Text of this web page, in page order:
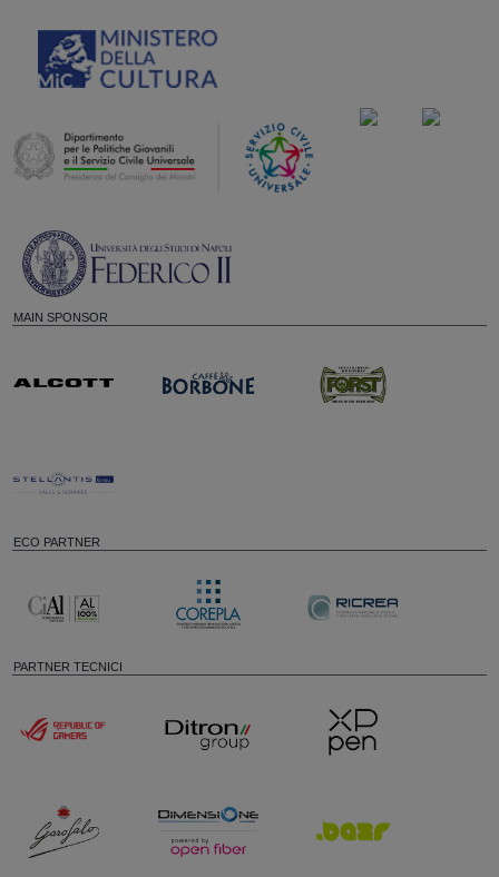
MAIN SPONSOR
ECO PARTNER
PARTNER TECNICI